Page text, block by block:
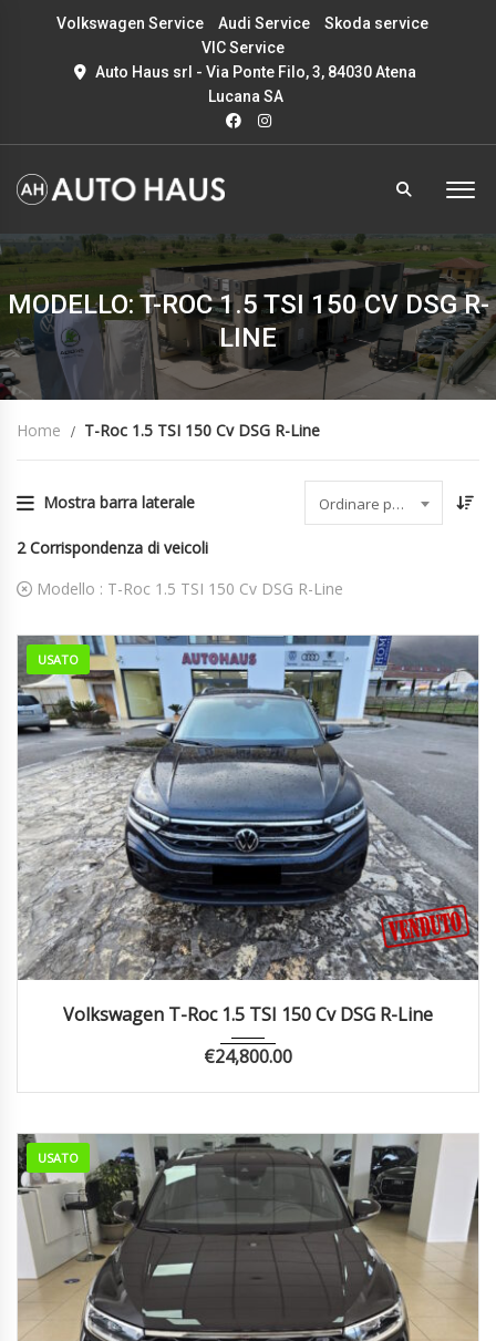
Volkswagen Service Audi Service
Skoda service
VIC Service
Auto Haus srl - Via Ponte Filo, 3, 84030 Atena
Lucana SA
MODELLO: T-ROC 1.5 TSI 150 CV DSG R-
LINE
Home T-Roc 1.5 TSI 150 Cv DSG R-Line
Mostra barra laterale Ordinare per data
2 Corrispondenza di veicoli
Modello : T-Roc 1.5 TSI 150 Cv DSG R-Line
USATO
Volkswagen T-Roc 1.5 TSI 150 Cv DSG R-Line
€24,800.00
USATO